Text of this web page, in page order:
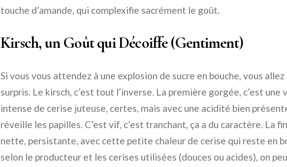
touche d’amande, qui complexifie sacrément le goût.
Kirsch, un Goût qui Décoiffe (Gentiment)
Si vous vous attendez à une explosion de sucre en bouche, vous
surpris. Le kirsch, c’est tout l’inverse. La première gorgée, c’est une
intense de cerise juteuse, certes, mais avec une acidité bien
réveille les papilles. C’est vif, c’est tranchant, ça a du caractère. La
nette, persistante, avec cette petite chaleur de cerise qui reste en
selon le producteur et les cerises utilisées (douces ou acides), on